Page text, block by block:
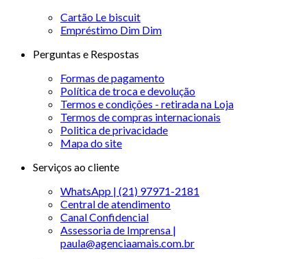
Cartão Le biscuit
Empréstimo Dim Dim
Perguntas e Respostas
Formas de pagamento
Política de troca e devolução
Termos e condições - retirada na Loja
Termos de compras internacionais
Politica de privacidade
Mapa do site
Serviços ao cliente
WhatsApp | (21) 97971-2181
Central de atendimento
Canal Confidencial
Assessoria de Imprensa |
paula@agenciaamais.com.br